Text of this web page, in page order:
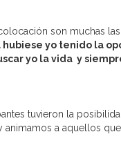
son muchas
hubiese yo tenido la
yo la vida y
tuvieron la
a aquellos